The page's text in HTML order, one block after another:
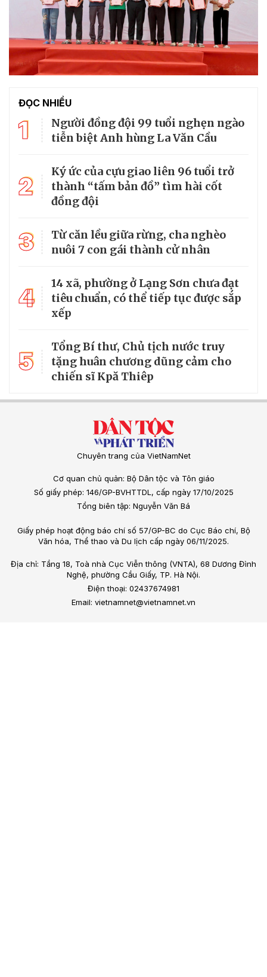
ĐỌC NHIỀU
1
Người đồng đội 99 tuổi nghẹn ngào
tiễn biệt Anh hùng La Văn Cầu
2
Ký ức của cựu giao liên 96 tuổi trở
thành “tấm bản đồ” tìm hài cốt
đồng đội
3
Từ căn lều giữa rừng, cha nghèo
nuôi 7 con gái thành cử nhân
4
14 xã, phường ở Lạng Sơn chưa đạt
tiêu chuẩn, có thể tiếp tục được sắp
xếp
5
Tổng Bí thư, Chủ tịch nước truy
tặng huân chương dũng cảm cho
chiến sĩ Kpă Thiêp
Chuyên trang của VietNamNet
Cơ quan chủ quản: Bộ Dân tộc và Tôn giáo
Số giấy phép: 146/GP-BVHTTDL, cấp ngày 17/10/2025
Tổng biên tập: Nguyễn Văn Bá
Giấy phép hoạt động báo chí số 57/GP-BC do Cục Báo chí, Bộ
Văn hóa, Thể thao và Du lịch cấp ngày 06/11/2025.
Địa chỉ: Tầng 18, Toà nhà Cục Viễn thông (VNTA), 68 Dương Đình
Nghệ, phường Cầu Giấy, TP. Hà Nội.
Điện thoại: 02437674981
Email: vietnamnet@vietnamnet.vn